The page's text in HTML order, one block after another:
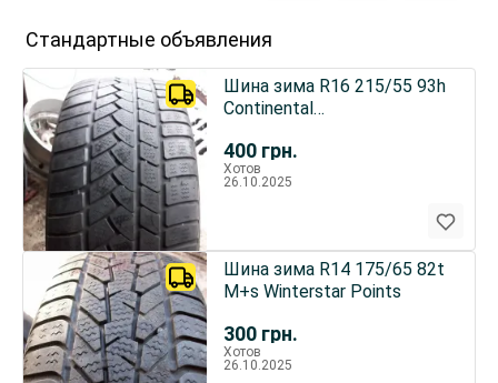
Стандартные объявления
400 грн.
Шина зима R16 215/55 93h
Continental
Хотов
26.10.2025
300 грн.
Шина зима R14 175/65 82t
M+s Winterstar Points
Хотов
26.10.2025